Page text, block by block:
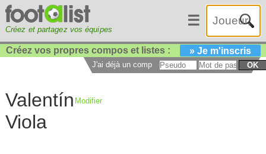
Créez et partagez vos équipes
☰
Créez vos propres compos et listes : » Je m'inscris
J'ai déjà un compte : OK
Valentín
Viola
Modifier